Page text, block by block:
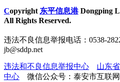
Copyright 东平信息港Dongping
All Rights Reserved.
违法不良信息举报电话：0538-
jb@sddp.net
违法和不良信息举报中心
山东
中心
微信公众号：泰安市互联